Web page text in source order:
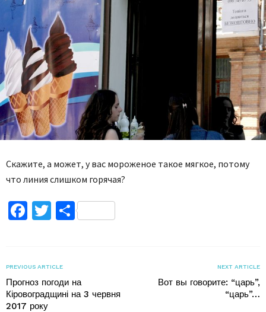
Скажите, а может, у вас мороженое такое мягкое, потому
что линия слишком горячая?
Facebook
TwitterПоділитися
PREVIOUS ARTICLE
Прогноз погоди на
Кіровоградщині на 3 червня
2017 року
NEXT ARTICLE
Вот вы говорите: “царь”,
“царь”…